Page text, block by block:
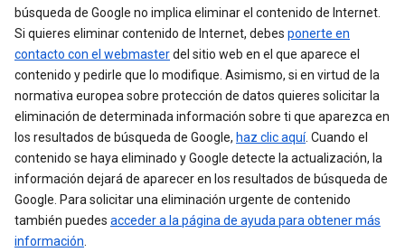
búsqueda de Google no implica eliminar el contenido de Internet.
Si quieres eliminar contenido de Internet, debes ponerte en
contacto con el webmasterdel sitio web en el que aparece el
contenido y pedirle que lo modifique. Asimismo, si en virtud de la
normativa europea sobre protección de datos quieres solicitar la
eliminación de determinada información sobre ti que aparezca en
los resultados de búsqueda de Google, haz clic aquí. Cuando el
contenido se haya eliminado y Google detecte la actualización, la
información dejará de aparecer en los resultados de búsqueda de
Google. Para solicitar una eliminación urgente de contenido
también puedes acceder a la página de ayuda para obtener más
información